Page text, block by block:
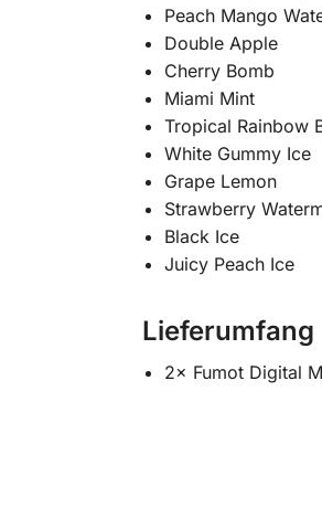
Peach Mango
Double Apple
Cherry Bomb
Miami Mint
Tropical Rainbow
White Gummy Ice
Grape Lemon
Strawberry
Black Ice
Juicy Peach Ice
Lieferumfang
2× Fumot Digital